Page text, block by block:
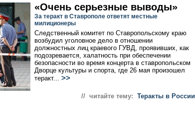
«Очень серьезные выводы»
За теракт в Ставрополе ответят местные
милиционеры
Следственный комитет по Ставропольскому краю
возбудил уголовное дело в отношении
должностных лиц краевого ГУВД, проявивших, как
подозревается, халатность при обеспечении
безопасности во время концерта в ставропольском
Дворце культуры и спорта, где 26 мая произошел
теракт... >>
// читайте тему: Теракты в России